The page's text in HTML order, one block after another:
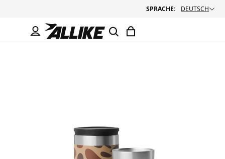
SPRACHE: DEUTSCH